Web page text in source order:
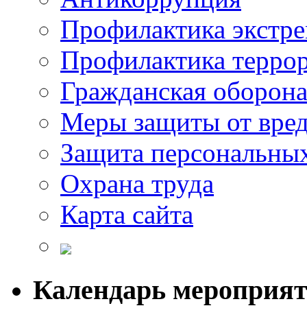
Профилактика
Профилактика
Гражданская оборона
Меры защиты от
Защита
Охрана труда
Карта сайта
Календарь